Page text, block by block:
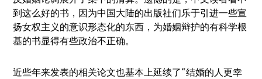
到这么好的书，因为中国大陆的出版社们乐于引进一些宣
扬女权主义的意识形态化的东西，为婚姻辩护的有科学根
基的书显得有些政治不正确。
近些年来发表的相关论文也基本上延续了“结婚的人更幸